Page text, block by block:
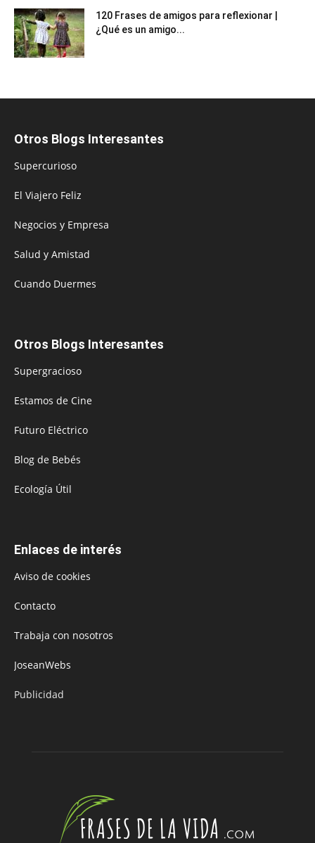
120 Frases de amigos para reflexionar |
¿Qué es un amigo...
Otros Blogs Interesantes
Supercurioso
El Viajero Feliz
Negocios y Empresa
Salud y Amistad
Cuando Duermes
Otros Blogs Interesantes
Supergracioso
Estamos de Cine
Futuro Eléctrico
Blog de Bebés
Ecología Útil
Enlaces de interés
Aviso de cookies
Contacto
Trabaja con nosotros
JoseanWebs
Publicidad